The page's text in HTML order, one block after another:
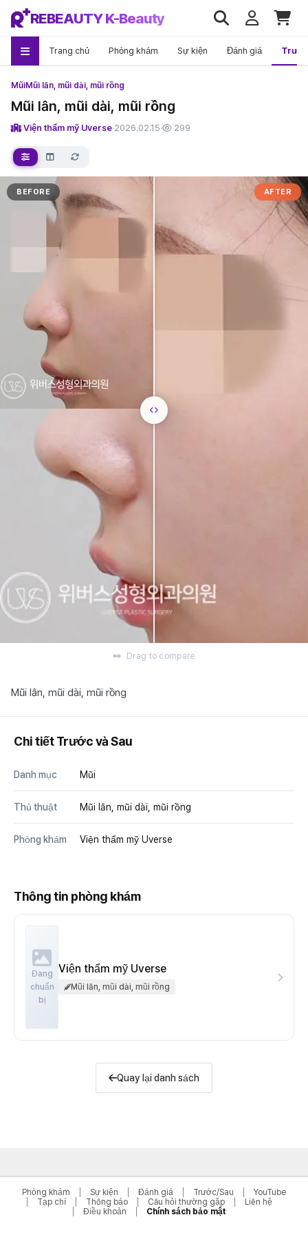
REBEAUTY K-Beauty
Trang chủ Phòng khám Sự kiện Đánh giá
MũiMũi lân, mũi dài, mũi rồng
Mũi lân, mũi dài, mũi rồng
Viện thẩm mỹ Uverse·2026.02.15· 299
AFTER
BEFORE
Drag to compare
Mũi lân, mũi dài, mũi rồng
Chi tiết Trước và Sau
Danh mục Mũi
Thủ thuật Mũi lân, mũi dài, mũi rồng
Phòng khám Viện thẩm mỹ Uverse
Thông tin phòng khám
Đang
chuẩn
bị
Viện thẩm mỹ Uverse
Mũi lân, mũi dài, mũi rồng
Quay lại danh sách
Phòng khám Sự kiện Đánh giá Trước/Sau
YouTube
Tạp chí
Thông báo Câu hỏi thường gặp
Liên hệ
Điều khoản
Chính sách bảo mật